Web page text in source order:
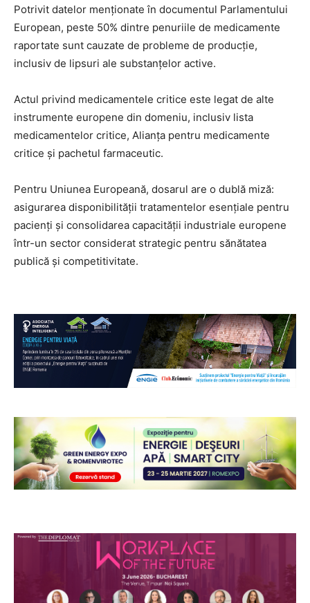
Potrivit datelor menționate în documentul Parlamentului
European, peste 50% dintre penuriile de medicamente
raportate sunt cauzate de probleme de producție,
inclusiv de lipsuri ale substanțelor active.
Actul privind medicamentele critice este legat de alte
instrumente europene din domeniu, inclusiv lista
medicamentelor critice, Alianța pentru medicamente
critice și pachetul farmaceutic.
Pentru Uniunea Europeană, dosarul are o dublă miză:
asigurarea disponibilității tratamentelor esențiale pentru
pacienți și consolidarea capacității industriale europene
într-un sector considerat strategic pentru sănătatea
publică și competitivitate.